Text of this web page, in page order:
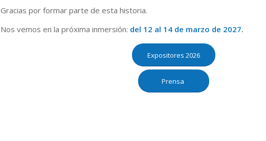
Gracias por formar parte de esta historia.
Nos vemos en la próxima inmersión: del 12 al 14 de marzo de 2027.
Expositores 2026
Prensa